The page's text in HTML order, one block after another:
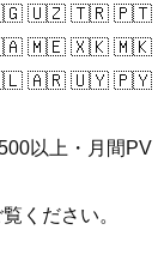
🇺🇿 🇹🇷 🇵🇹
🇲🇪 🇽🇰 🇲🇰
🇦🇷 🇺🇾 🇵🇾
以上・月間PV
ください。